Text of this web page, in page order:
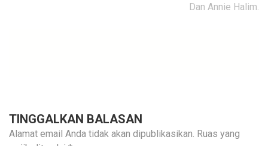
Dan Annie Halim.
TINGGALKAN BALASAN
Alamat email Anda tidak akan dipublikasikan. Ruas yang